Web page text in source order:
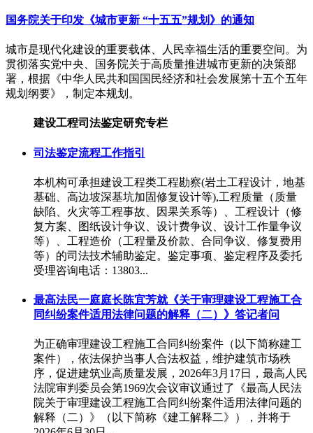
国务院关于印发《城市更新 “十五五”规划》的通知
城市是现代化建设的重要载体、人民幸福生活的重要空间。为
贯彻落实党中央、国务院关于高质量推进城市更新的决策部
署，根据《中华人民共和国国民经济和社会发展第十五个五年
规划纲要》，制定本规划。
建设工程司法鉴定研究专栏
司法鉴定流程工作指引
本机构可承担建设工程类工程勘察(岩土工程设计，地基
基础、高边坡深基坑加固修复设计等),工程质量（质量
缺陷、火灾等工程事故、因果关系等）、工程设计（修
复方案、图纸设计争议、设计费争议、设计工作量争议
等）、工程造价（工程量及价款、合同争议、修复费用
等）的司法技术辅助鉴定。鉴定事项、鉴定程序及委托
受理咨询电话：13803...
最高法民一庭庭长陈宜芳就《关于审理建设工程施工合
同纠纷案件适用法律问题的解释（二）》答记者问
为正确审理建设工程施工合同纠纷案件（以下简称建工
案件），依法保护当事人合法权益，维护建筑市场秩
序，促进建筑业高质量发展，2026年3月17日，最高人民
法院审判委员会第1969次会议审议通过了《最高人民法
院关于审理建设工程施工合同纠纷案件适用法律问题的
解释（二）》（以下简称《建工解释二》），并将于